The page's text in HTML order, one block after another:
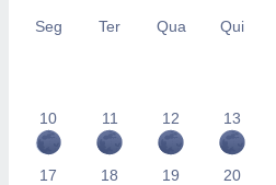
Seg Ter Qua Qui
10 11 12 13
17 18 19 20